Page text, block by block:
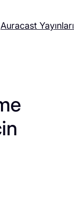
Auracast Yayınları